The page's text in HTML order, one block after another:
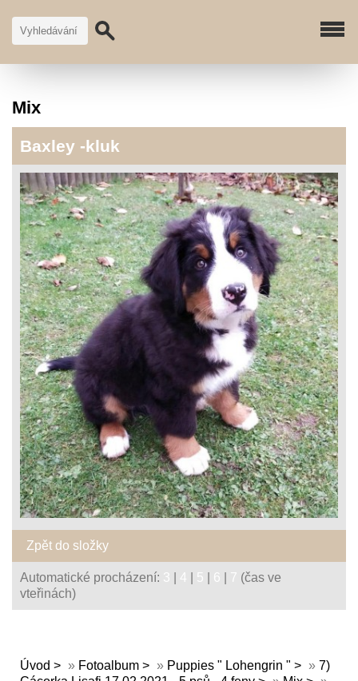
Mix
Baxley -kluk
Zpět do složky
Automatické procházení: 3 4 5 6 7 (čas ve
vteřinách)
Úvod » Fotoalbum » Puppies " Lohengrin " » 7)